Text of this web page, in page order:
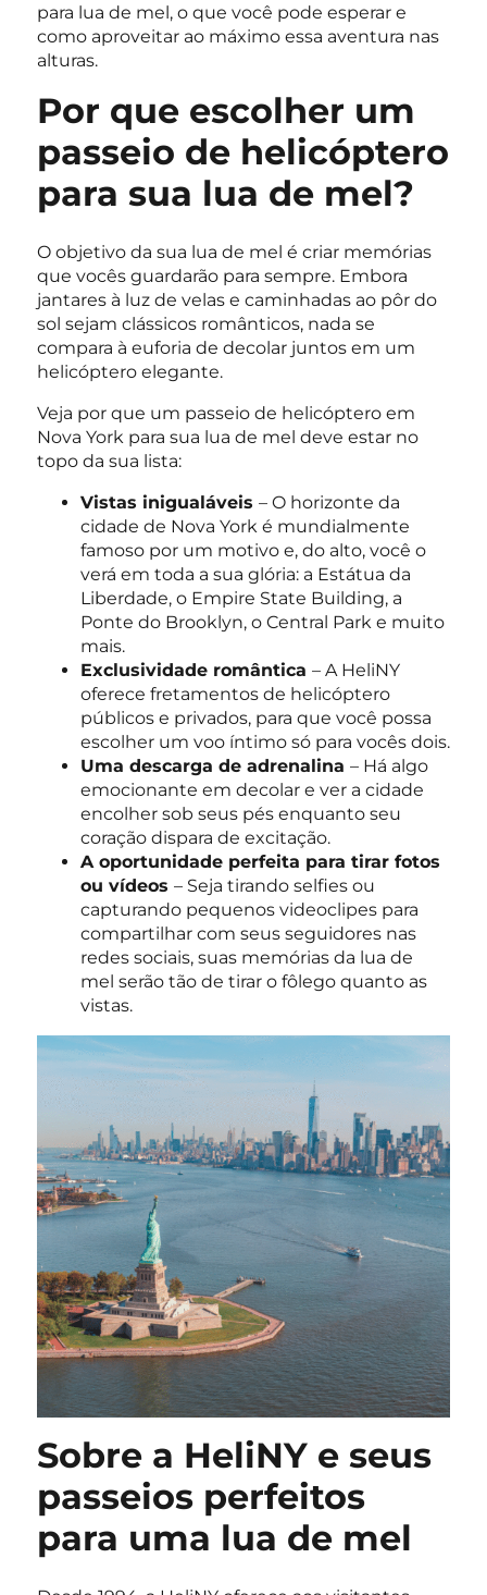
para lua de mel, o que você pode esperar e
como aproveitar ao máximo essa aventura nas
alturas.
Por que escolher um
passeio de helicóptero
para sua lua de mel?
O objetivo da sua lua de mel é criar memórias
que vocês guardarão para sempre. Embora
jantares à luz de velas e caminhadas ao pôr do
sol sejam clássicos românticos, nada se
compara à euforia de decolar juntos em um
helicóptero elegante.
Veja por que um passeio de helicóptero em
Nova York para sua lua de mel deve estar no
topo da sua lista:
Vistas inigualáveis ​​– O horizonte da
cidade de Nova York é mundialmente
famoso por um motivo e, do alto, você o
verá em toda a sua glória: a Estátua da
Liberdade, o Empire State Building, a
Ponte do Brooklyn, o Central Park e muito
mais.
Exclusividade romântica – A HeliNY
oferece fretamentos de helicóptero
públicos e privados, para que você possa
escolher um voo íntimo só para vocês dois.
Uma descarga de adrenalina – Há algo
emocionante em decolar e ver a cidade
encolher sob seus pés enquanto seu
coração dispara de excitação.
A oportunidade perfeita para tirar fotos
ou vídeos – Seja tirando selfies ou
capturando pequenos videoclipes para
compartilhar com seus seguidores nas
redes sociais, suas memórias da lua de
mel serão tão de tirar o fôlego quanto as
vistas.
Sobre a HeliNY e seus
passeios perfeitos
para uma lua de mel